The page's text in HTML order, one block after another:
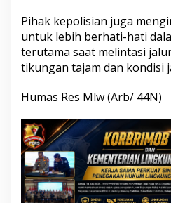
Pihak kepolisian juga
untuk lebih berhati-hati
terutama saat melintasi
tikungan tajam dan kondisi
Humas Res Mlw (Arb/ 44N)